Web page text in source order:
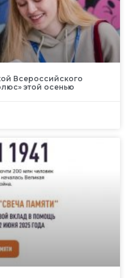
Всероссийского
этой осенью